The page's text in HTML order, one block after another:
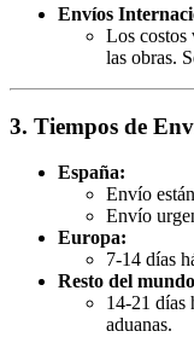
Envíos
Los costos
las obras.
3. Tiempos de
España:
Envío
Envío
Europa:
7-14 días
Resto del
14-21 días
aduanas.